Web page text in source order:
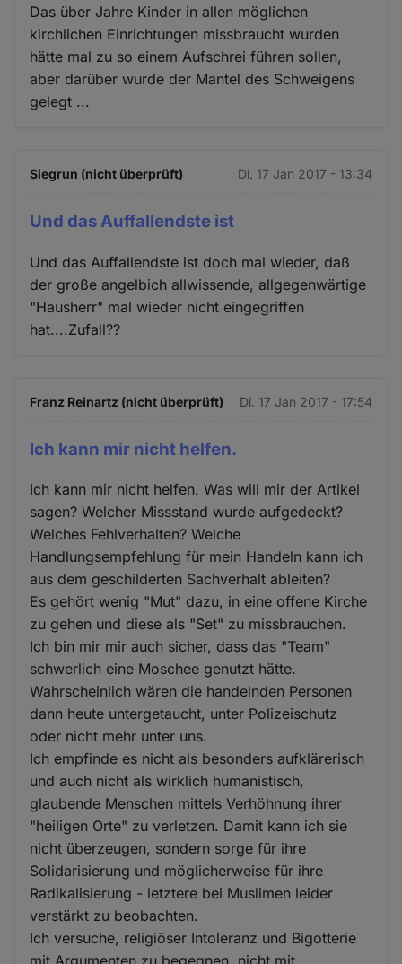
Das über Jahre Kinder in allen möglichen
kirchlichen Einrichtungen missbraucht wurden
hätte mal zu so einem Aufschrei führen sollen,
aber darüber wurde der Mantel des Schweigens
gelegt ...
Siegrun (nicht überprüft) Di. 17 Jan 2017 - 13:34
Und das Auffallendste ist
Und das Auffallendste ist doch mal wieder, daß
der große angelbich allwissende, allgegenwärtige
"Hausherr" mal wieder nicht eingegriffen
hat....Zufall??
Franz Reinartz (nicht überprüft) Di. 17 Jan 2017 - 17:54
Ich kann mir nicht helfen.
Ich kann mir nicht helfen. Was will mir der Artikel
sagen? Welcher Missstand wurde aufgedeckt?
Welches Fehlverhalten? Welche
Handlungsempfehlung für mein Handeln kann ich
aus dem geschilderten Sachverhalt ableiten?
Es gehört wenig "Mut" dazu, in eine offene Kirche
zu gehen und diese als "Set" zu missbrauchen.
Ich bin mir mir auch sicher, dass das "Team"
schwerlich eine Moschee genutzt hätte.
Wahrscheinlich wären die handelnden Personen
dann heute untergetaucht, unter Polizeischutz
oder nicht mehr unter uns.
Ich empfinde es nicht als besonders aufklärerisch
und auch nicht als wirklich humanistisch,
glaubende Menschen mittels Verhöhnung ihrer
"heiligen Orte" zu verletzen. Damit kann ich sie
nicht überzeugen, sondern sorge für ihre
Solidarisierung und möglicherweise für ihre
Radikalisierung - letztere bei Muslimen leider
verstärkt zu beobachten.
Ich versuche, religiöser Intoleranz und Bigotterie